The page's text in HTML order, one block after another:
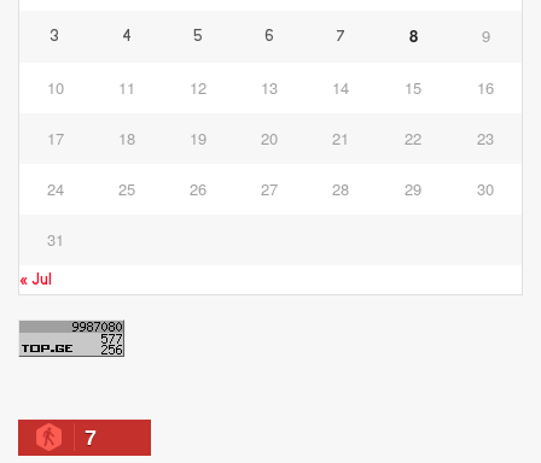
3 4 5 6 7 8 9
10 11 12 13 14 15 16
17 18 19 20 21 22 23
24 25 26 27 28 29 30
31
« Jul
7